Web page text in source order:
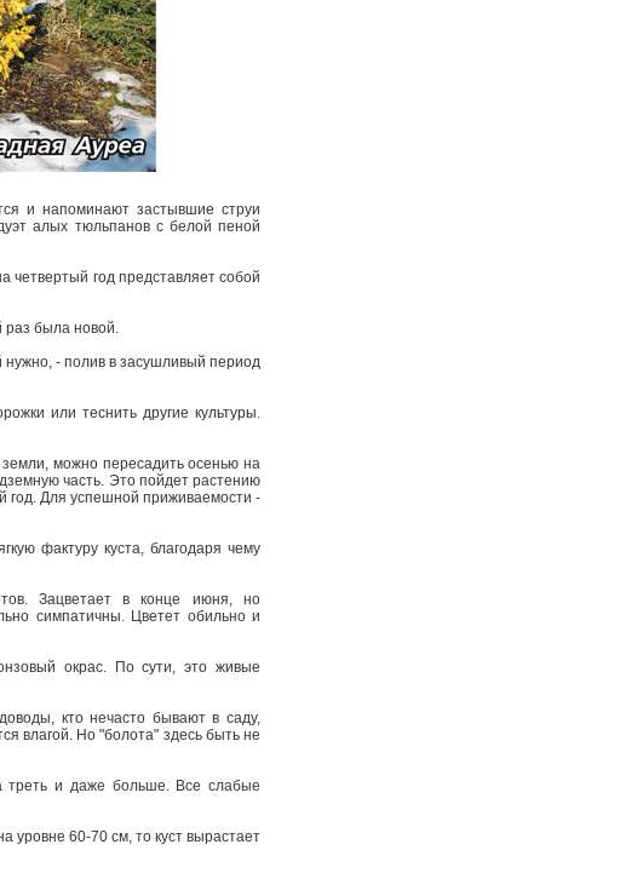
и напоминают застывшие струи
алых тюльпанов с белой пеной
четвертый год представляет собой
раз была новой.
нужно, - полив в засушливый период
или теснить другие культуры.
можно пересадить осенью на
часть. Это пойдет растению
год. Для успешной приживаемости -
фактуру куста, благодаря чему
Зацветает в конце июня, но
симпатичны. Цветет обильно и
окрас. По сути, это живые
кто нечасто бывают в саду,
влагой. Но "болота" здесь быть не
треть и даже больше. Все слабые
уровне 60-70 см, то куст вырастает